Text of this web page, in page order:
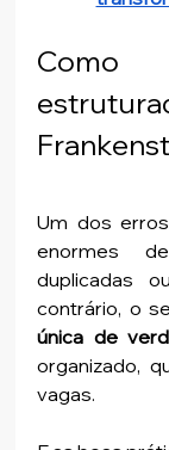
Como
Um dos
enormes
duplicadas
contrário, o
única de
organizado,
vagas.